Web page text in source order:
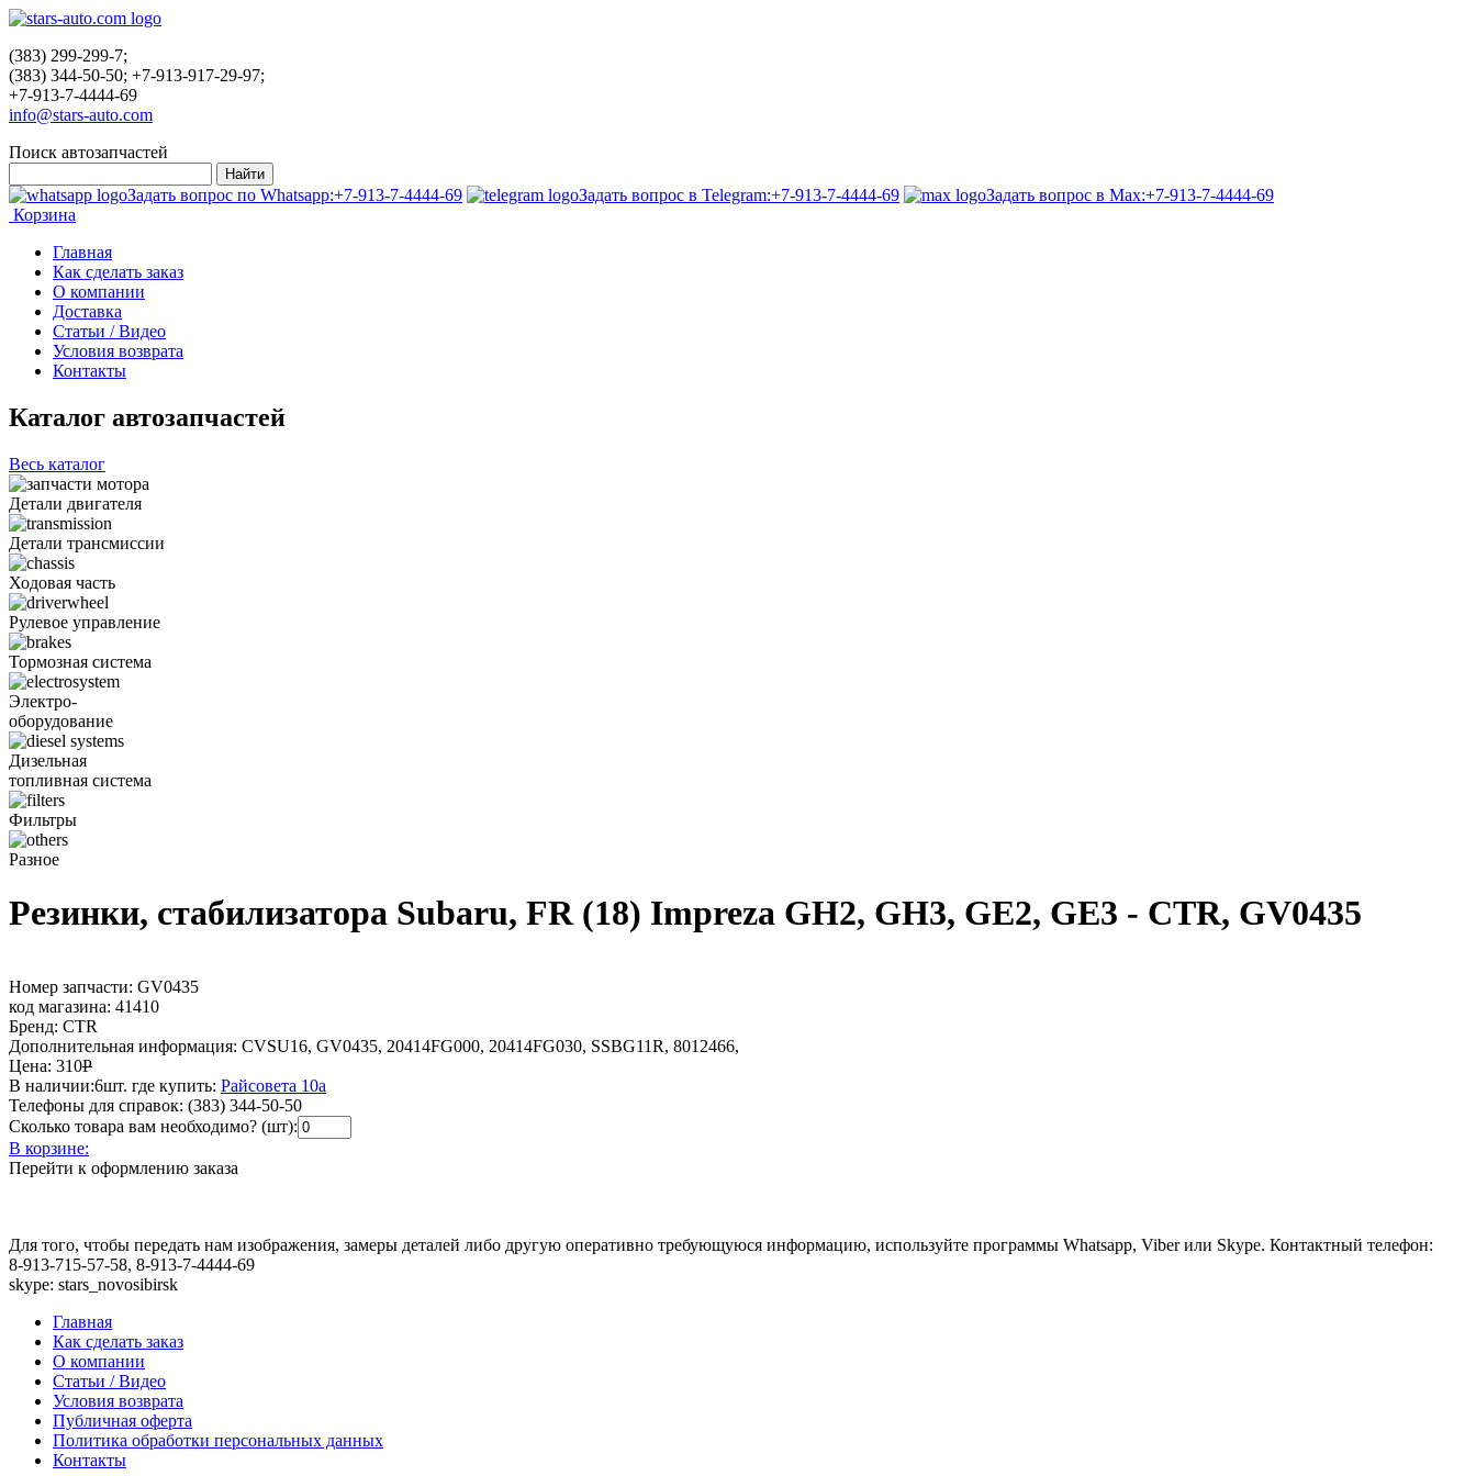
(383) 299-299-7;
(383) 344-50-50; +7-913-917-29-97;
+7-913-7-4444-69
info@stars-auto.com
Поиск автозапчастей
Задать вопрос по Whatsapp:+7-913-7-4444-69 Задать вопрос в Telegram:+7-913-7-4444-69 Задать вопрос в Max:+7-913-7-4444-69
Корзина
Главная
Как сделать заказ
О компании
Доставка
Статьи / Видео
Условия возврата
Контакты
Каталог автозапчастей
Весь каталог
Детали двигателя
Детали трансмиссии
Ходовая часть
Рулевое управление
Тормозная система
Электро-
оборудование
Дизельная
топливная система
Фильтры
Разное
Резинки, стабилизатора Subaru, FR (18) Impreza GH2, GH3, GE2, GE3 - CTR, GV0435
Номер запчасти: GV0435
код магазина: 41410
Бренд: CTR
Дополнительная информация: CVSU16, GV0435, 20414FG000, 20414FG030, SSBG11R, 8012466,
Цена: 310Р
В наличии:6шт. где купить: Райсовета 10а
Телефоны для справок: (383) 344-50-50
Сколько товара вам необходимо? (шт):
В корзине:
Перейти к оформлению заказа
Для того, чтобы передать нам изображения, замеры деталей либо другую оперативно требующуюся информацию, используйте программы Whatsapp, Viber или Skype. Контактный телефон:
8-913-715-57-58, 8-913-7-4444-69
skype: stars_novosibirsk
Главная
Как сделать заказ
О компании
Статьи / Видео
Условия возврата
Публичная оферта
Политика обработки персональных данных
Контакты